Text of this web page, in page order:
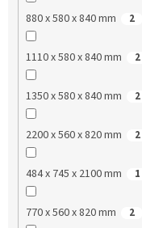
880 x 580 x 840 mm 2
1110 x 580 x 840 mm 2
1350 x 580 x 840 mm 2
2200 x 560 x 820 mm 2
484 x 745 x 2100 mm 1
770 x 560 x 820 mm 2